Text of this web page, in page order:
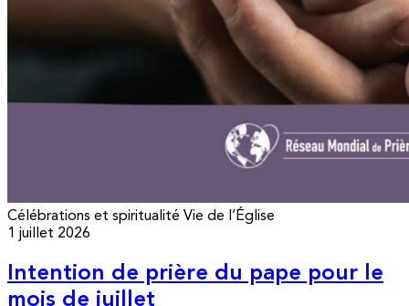
Célébrations et spiritualité Vie de l’Église
1 juillet 2026
Intention de prière du pape pour le
mois de juillet